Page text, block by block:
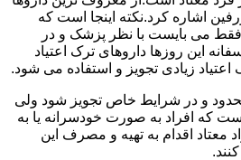
اشاره کرد.نکته اینجا است که
می بایست با نظر پزشک و در
این روزها داروهای ترک اعتیاد
زیادی تجویز و استفاده می شود.
محدود و در شرایط خاص تجویز شود ولی
که افراد به صورت خودسرانه یا به
معتاد اقدام به تهیه و مصرف این